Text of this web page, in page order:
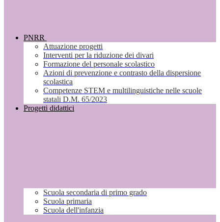
PNRR
Attuazione progetti
Interventi per la riduzione dei divari
Formazione del personale scolastico
Azioni di prevenzione e contrasto della dispersione
scolastica
Competenze STEM e multilinguistiche nelle scuole
statali D.M. 65/2023
Progetti didattici
Scuola secondaria di primo grado
Scuola primaria
Scuola dell'infanzia